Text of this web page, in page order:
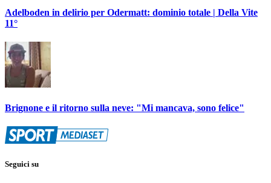
Adelboden in delirio per Odermatt: dominio totale | Della Vite
11°
Brignone e il ritorno sulla neve: "Mi mancava, sono felice"
Seguici su